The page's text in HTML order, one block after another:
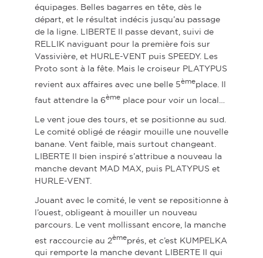
équipages. Belles bagarres en tête, dès le
départ, et le résultat indécis jusqu’au passage
de la ligne. LIBERTE II passe devant, suivi de
RELLIK naviguant pour la première fois sur
Vassivière, et HURLE-VENT puis SPEEDY. Les
Proto sont à la fête. Mais le croiseur PLATYPUS
revient aux affaires avec une belle 5èmeplace. Il
faut attendre la 6èmeplace pour voir un local…
Le vent joue des tours, et se positionne au sud.
Le comité obligé de réagir mouille une nouvelle
banane. Vent faible, mais surtout changeant.
LIBERTE II bien inspiré s’attribue a nouveau la
manche devant MAD MAX, puis PLATYPUS et
HURLE-VENT.
Jouant avec le comité, le vent se repositionne à
l’ouest, obligeant à mouiller un nouveau
parcours. Le vent mollissant encore, la manche
est raccourcie au 2èmeprés, et c’est KUMPELKA
qui remporte la manche devant LIBERTE II qui